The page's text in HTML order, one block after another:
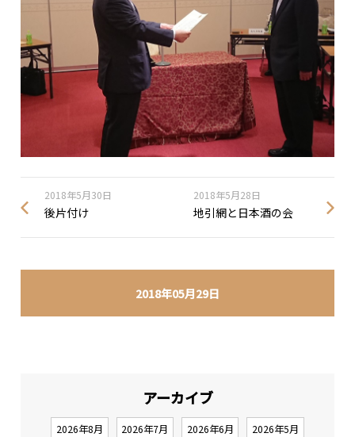
2018年05月29日
2018年5月30日
後片付け
2018年5月28日
地引網と日本酒の会
アーカイブ
2026年8月 2026年7月 2026年6月 2026年5月